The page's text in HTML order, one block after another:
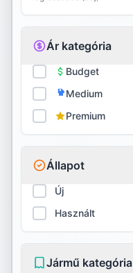
Fortune
GITI
Goodride
Ár kategória
Budget
Medium
Premium
Állapot
Új
Használt
Jármű kategória